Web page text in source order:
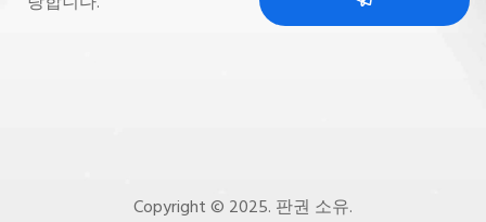
Copyright © 2025. 판권 소유.